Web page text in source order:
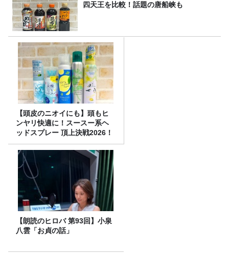
四天王を比較！話題の唐船峡も
【頭皮のニオイにも】頭もヒ
ンヤリ快適に！スースー系ヘ
ッドスプレー 頂上決戦2026！
【朗読のヒロバ 第93回】小泉
八雲「お貞の話」